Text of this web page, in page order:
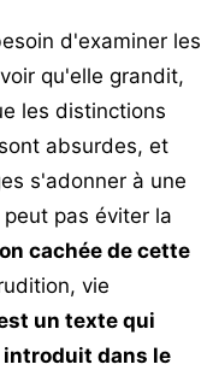
d'examiner les
qu'elle grandit,
les distinctions
absurdes, et
s'adonner à une
pas éviter la
cachée de cette
vie
un texte qui
dans le